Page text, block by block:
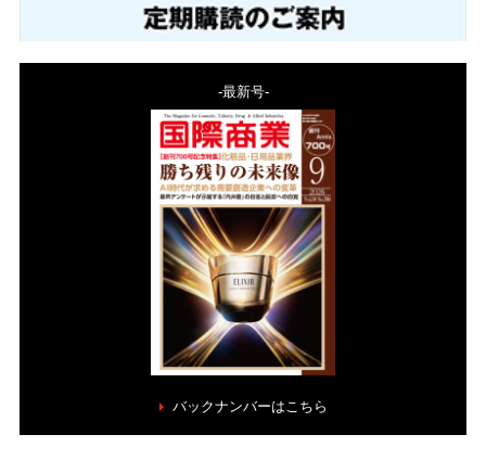
-最新号-
バックナンバーはこちら